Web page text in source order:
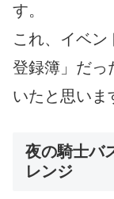
す。
これ、イベン
登録簿」だっ
いたと思いま
夜の騎士バ
レンジ